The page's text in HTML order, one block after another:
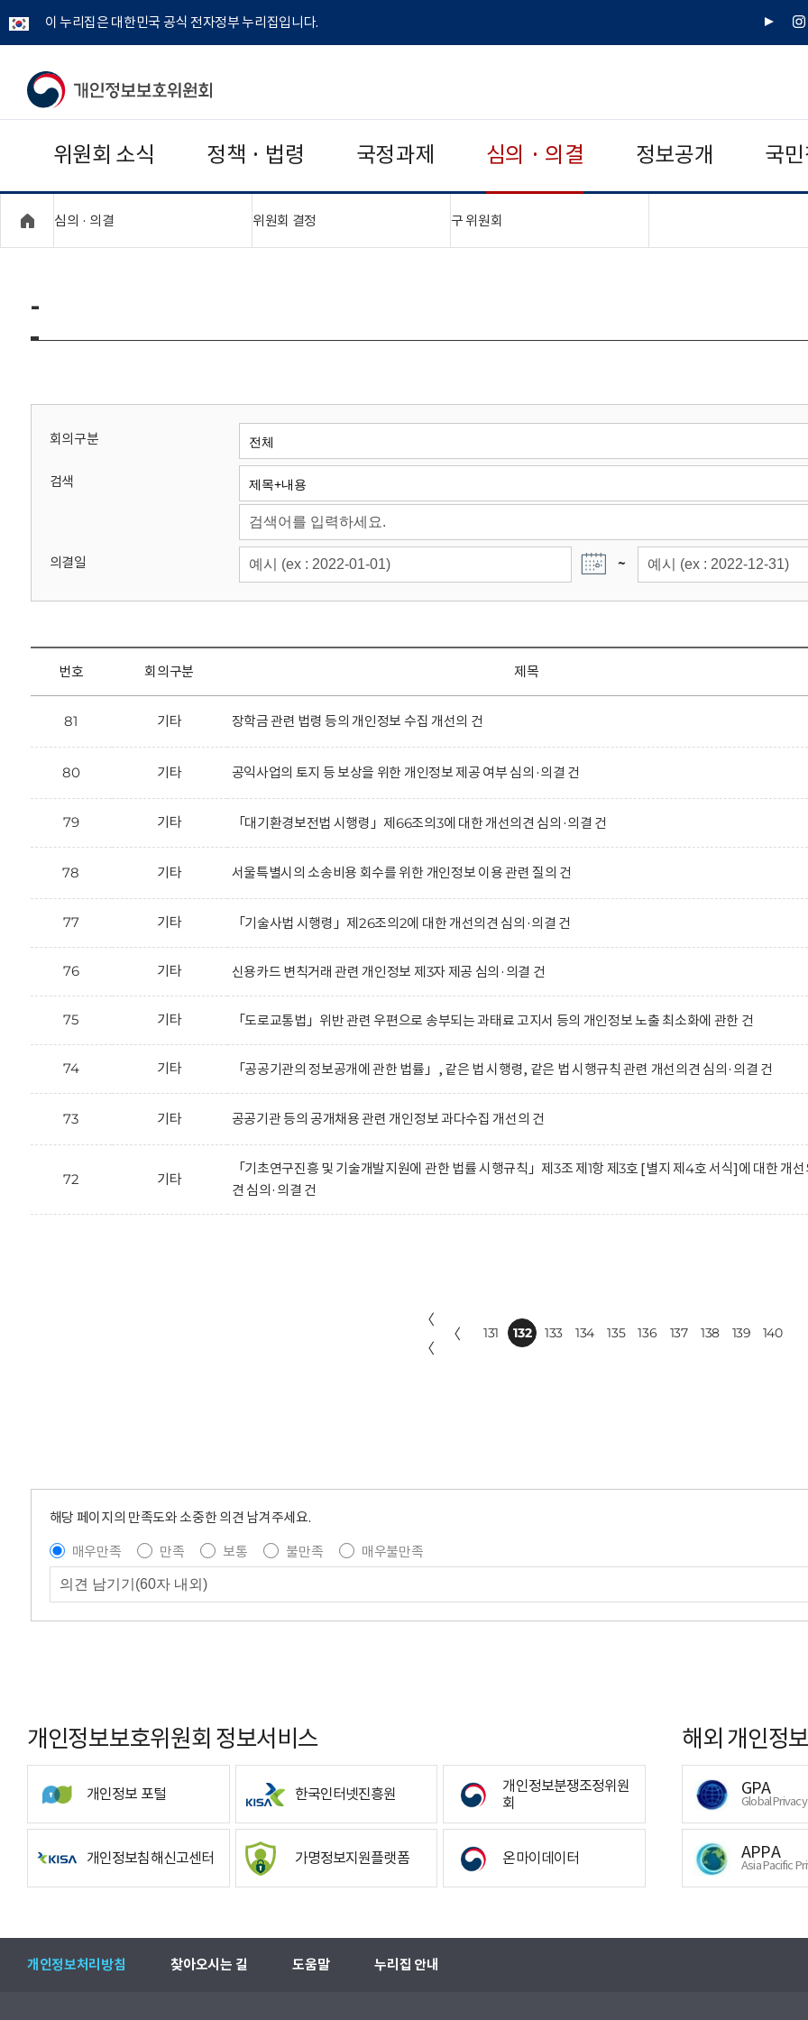
이 누리집은 대한민국 공식 전자정부 누리집입니다.
유
인
개
보
보
위
회
위원회 소식 정책 · 법령 국정과제 심의 · 의결 정보공개 국
심의 · 의결 위원회 결정 구 위원회
-
회의구분
검색
의결일 ~
번호 회의구분 제목
81 기타 장학금 관련 법령 등의 개인정보 수집 개선의 건
80 기타 공익사업의 토지 등 보상을 위한 개인정보 제공 여부 심의·의결 건
79 기타 「대기환경보전법 시행령」제66조의3에 대한 개선의견 심의·의결 건
78 기타 서울특별시의 소송비용 회수를 위한 개인정보 이용 관련 질의 건
77 기타 「기술사법 시행령」제26조의2에 대한 개선의견 심의·의결 건
76 기타 신용카드 변칙거래 관련 개인정보 제3자 제공 심의·의결 건
75 기타 「도로교통법」위반 관련 우편으로 송부되는 과태료 고지서 등의 개인정보 노출 최소화에 관한 건
74 기타 「공공기관의 정보공개에 관한 법률」, 같은 법 시행령, 같은 법 시행규칙 관련 개선의견 심의·의결 건
73 기타 공공기관 등의 공개채용 관련 개인정보 과다수집 개선의 건
72 기타
「기초연구진흥 및 기술개발지원에 관한 법률 시행규칙」제3조 제1항 제3호 [별지 제4호 서식]에 대한 개
견 심의·의결 건
〈
〈
〈 131 132 133 134 135 136 137 138 139 140
해당 페이지의 만족도와 소중한 의견 남겨주세요.
매우만족
만족 보통 불만족 매우불만족
개인정보보호위원회 정보서비스
개인정보 포털 한국인터넷진흥원
개인정보분쟁조정위원
회
개인정보침해신고센터 가명정보지원플랫폼 온마이데이터
해외 개인정
GPA
Global
APPA
Asia Pacific
개인정보처리방침 찾아오시는 길 도움말 누리집 안내